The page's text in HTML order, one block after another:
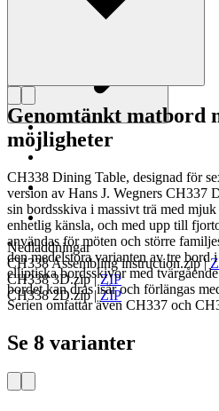
Nedladdningar
CH338 Assembling instruction.zip|
CH338 3D.zip|ZIP
CH338 2D.zip|ZIP
Genomtänkt matbord
möjligheter
CH338 Dining Table, designad för
version av Hans J. Wegners CH337
sin bordsskiva i massivt trä med
enhetlig känsla, och med upp till
användas för möten och större
den medelstora varianten av tre bord
elliptiska bordsskivor med
bordet kan dras isär och förlängas
Serien omfattar även CH337 och
Se 8 varianter